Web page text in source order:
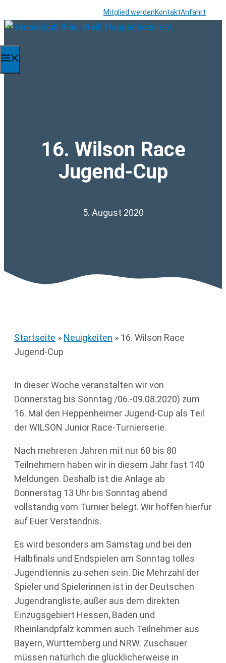
Inhalt
Mitglied werdenKontaktAnfahrt
16. Wilson Race
Jugend-Cup
5. August 2020
Startseite » Neuigkeiten » 16. Wilson Race
Jugend-Cup
In dieser Woche veranstalten wir von
Donnerstag bis Sonntag /06.-09.08.2020) zum
16. Mal den Heppenheimer Jugend-Cup als Teil
der WILSON Junior Race-Turnierserie.
Nach mehreren Jahren mit nur 60 bis 80
Teilnehmern haben wir in diesem Jahr fast 140
Meldungen. Deshalb ist die Anlage ab
Donnerstag 13 Uhr bis Sonntag abend
vollständig vom Turnier belegt. Wir hoffen hierfür
auf Euer Verständnis.
Es wird besonders am Samstag und bei den
Halbfinals und Endspielen am Sonntag tolles
Jugendtennis zu sehen sein. Die Mehrzahl der
Spieler und Spielerinnen ist in der Deutschen
Jugendrangliste, außer aus dem direkten
Einzugsgebiert Hessen, Baden und
Rheinlandpfalz kommen auch Teilnehmer aus
Bayern, Württemberg und NRW. Zuschauer
müssen natürlich die glücklicherweise in